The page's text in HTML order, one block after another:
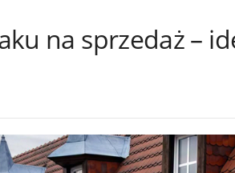
na sprzedaż –